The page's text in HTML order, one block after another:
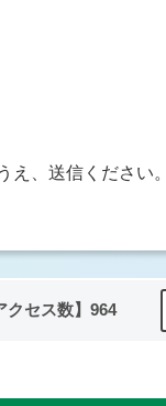
、送信ください。
クセス数】 964